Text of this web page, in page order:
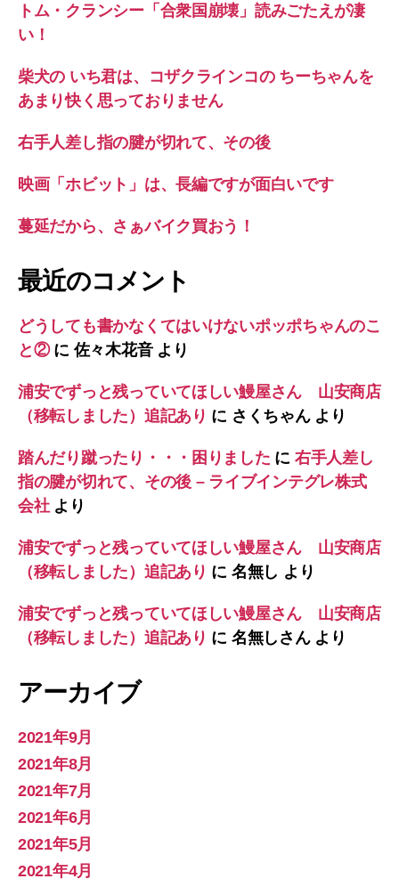
トム・クランシー「合衆国崩壊」読みごたえが凄
い！
柴犬の いち君は、コザクラインコの ちーちゃんを
あまり快く思っておりません
右手人差し指の腱が切れて、その後
映画「ホビット」は、長編ですが面白いです
蔓延だから、さぁバイク買おう！
最近のコメント
どうしても書かなくてはいけないポッポちゃんのこ
と②に佐々木花音より
浦安でずっと残っていてほしい鰻屋さん 山安商店
（移転しました）追記あり に さくちゃんより
踏んだり蹴ったり・・・困りました に 右手人差し
指の腱が切れて、その後 – ライブインテグレ株式
会社より
浦安でずっと残っていてほしい鰻屋さん 山安商店
（移転しました）追記あり に 名無し より
浦安でずっと残っていてほしい鰻屋さん 山安商店
（移転しました）追記あり に 名無しさんより
アーカイブ
2021年9月
2021年8月
2021年7月
2021年6月
2021年5月
2021年4月